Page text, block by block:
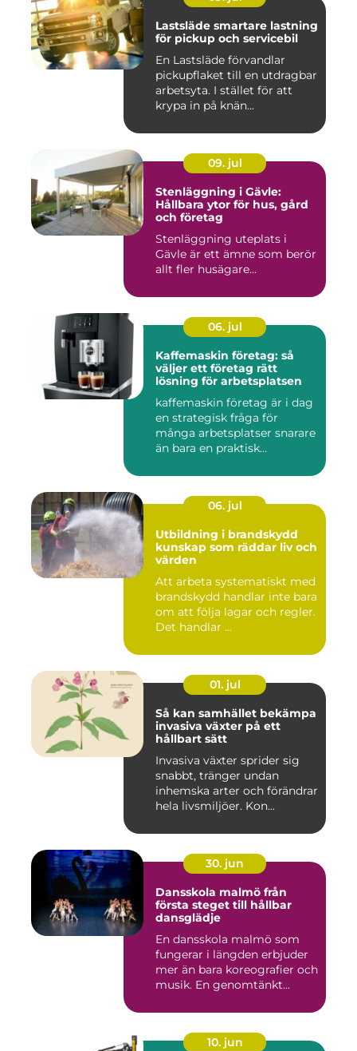
Lastsläde smartare lastning
för pickup och servicebil
En Lastsläde förvandlar
pickupflaket till en utdragbar
arbetsyta. I stället för att
krypa in på knän...
09. jul
Stenläggning i Gävle:
Hållbara ytor för hus, gård
och företag
Stenläggning uteplats i
Gävle är ett ämne som berör
allt fler husägare...
06. jul
Kaffemaskin företag: så
väljer ett företag rätt
lösning för arbetsplatsen
kaffemaskin företag är i dag
en strategisk fråga för
många arbetsplatser snarare
än bara en praktisk...
06. jul
Utbildning i brandskydd
kunskap som räddar liv och
värden
Att arbeta systematiskt med
brandskydd handlar inte bara
om att följa lagar och regler.
Det handlar ...
01. jul
Så kan samhället bekämpa
invasiva växter på ett
hållbart sätt
Invasiva växter sprider sig
snabbt, tränger undan
inhemska arter och förändrar
hela livsmiljöer. Kon...
30. jun
Dansskola malmö från
första steget till hållbar
dansglädje
En dansskola malmö som
fungerar i längden erbjuder
mer än bara koreografier och
musik. En genomtänkt...
10. jun